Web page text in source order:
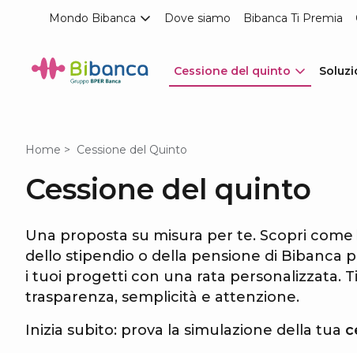
Mondo Bibanca Dove siamo Bibanca Ti Premia
Cessione del quinto
Home Cessione del Quinto
Cessione del quinto
Una proposta su misura per te. Scopri
dello stipendio o della pensione di Bibanca
i tuoi progetti con una rata personalizzata.
trasparenza, semplicità e attenzione.
Inizia subito: prova la simulazione della tua